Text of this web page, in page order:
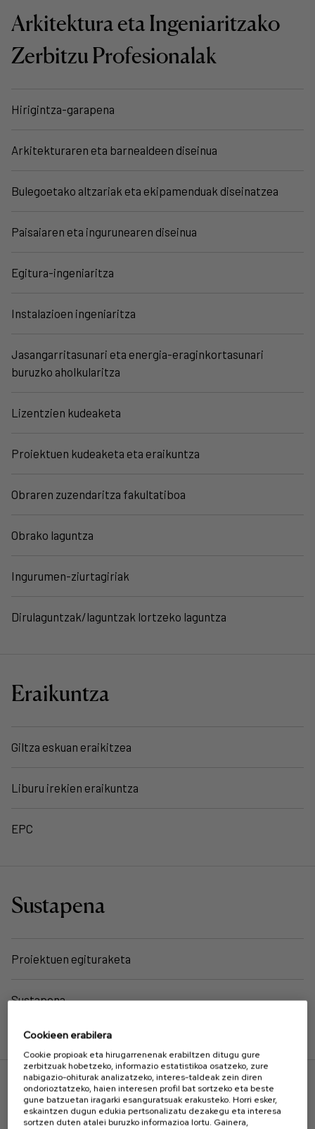
Arkitektura eta Ingeniaritzako
Zerbitzu Profesionalak
Hirigintza-garapena
Arkitekturaren eta barnealdeen diseinua
Bulegoetako altzariak eta ekipamenduak diseinatzea
Paisaiaren eta ingurunearen diseinua
Egitura-ingeniaritza
Instalazioen ingeniaritza
Jasangarritasunari eta energia-eraginkortasunari
buruzko aholkularitza
Lizentzien kudeaketa
Proiektuen kudeaketa eta eraikuntza
Obraren zuzendaritza fakultatiboa
Obrako laguntza
Ingurumen-ziurtagiriak
Dirulaguntzak/laguntzak lortzeko laguntza
Eraikuntza
Giltza eskuan eraikitzea
Liburu irekien eraikuntza
EPC
Sustapena
Proiektuen egituraketa
Sustapena
Cookieen erabilera
Cookie propioak eta hirugarrenenak erabiltzen ditugu gure
zerbitzuak hobetzeko, informazio estatistikoa osatzeko, zure
nabigazio-ohiturak analizatzeko, interes-taldeak zein diren
ondorioztatzeko, haien interesen profil bat sortzeko eta beste
gune batzuetan iragarki esanguratsuak erakusteko. Horri esker,
eskaintzen dugun edukia pertsonalizatu dezakegu eta interesa
sortzen duten atalei buruzko informazioa lortu. Gainera,